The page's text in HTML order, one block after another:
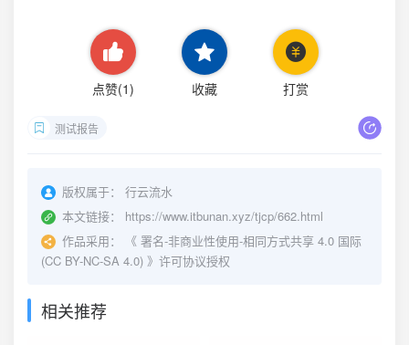
点赞(1) 收藏 打赏
测试报告
版权属于：
行云流水
本文链接：
https://www.itbunan.xyz/tjcp/662.html
作品采用：
《 署名-非商业性使用-相同方式共享 4.0 国际
(CC BY-NC-SA 4.0) 》许可协议授权
相关推荐